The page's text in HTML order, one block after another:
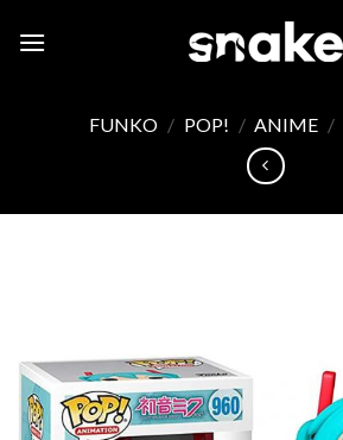
FUNKO / POP! / ANIME /